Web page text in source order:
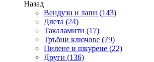
Назад
Вендузи и лапи (143)
Длета (24)
Такаламити (17)
Тръбни ключове (79)
Пилене и шкурене (22)
Други (136)